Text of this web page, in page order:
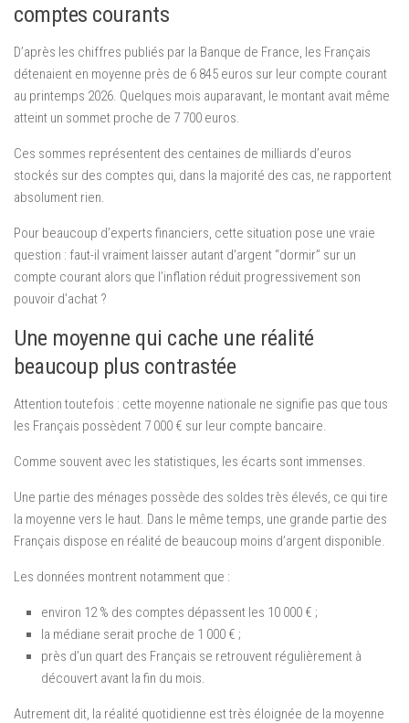
comptes courants
D’après les chiffres publiés par la Banque de France, les Français
détenaient en moyenne près de 6 845 euros sur leur compte courant
au printemps 2026. Quelques mois auparavant, le montant avait même
atteint un sommet proche de 7 700 euros.
Ces sommes représentent des centaines de milliards d’euros
stockés sur des comptes qui, dans la majorité des cas, ne rapportent
absolument rien.
Pour beaucoup d’experts financiers, cette situation pose une vraie
question : faut-il vraiment laisser autant d’argent “dormir” sur un
compte courant alors que l’inflation réduit progressivement son
pouvoir d’achat ?
Une moyenne qui cache une réalité
beaucoup plus contrastée
Attention toutefois : cette moyenne nationale ne signifie pas que tous
les Français possèdent 7 000 € sur leur compte bancaire.
Comme souvent avec les statistiques, les écarts sont immenses.
Une partie des ménages possède des soldes très élevés, ce qui tire
la moyenne vers le haut. Dans le même temps, une grande partie des
Français dispose en réalité de beaucoup moins d’argent disponible.
Les données montrent notamment que :
environ 12 % des comptes dépassent les 10 000 € ;
la médiane serait proche de 1 000 € ;
près d’un quart des Français se retrouvent régulièrement à
découvert avant la fin du mois.
Autrement dit, la réalité quotidienne est très éloignée de la moyenne